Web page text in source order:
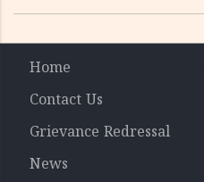
Home
Contact Us
Grievance Redressal
News